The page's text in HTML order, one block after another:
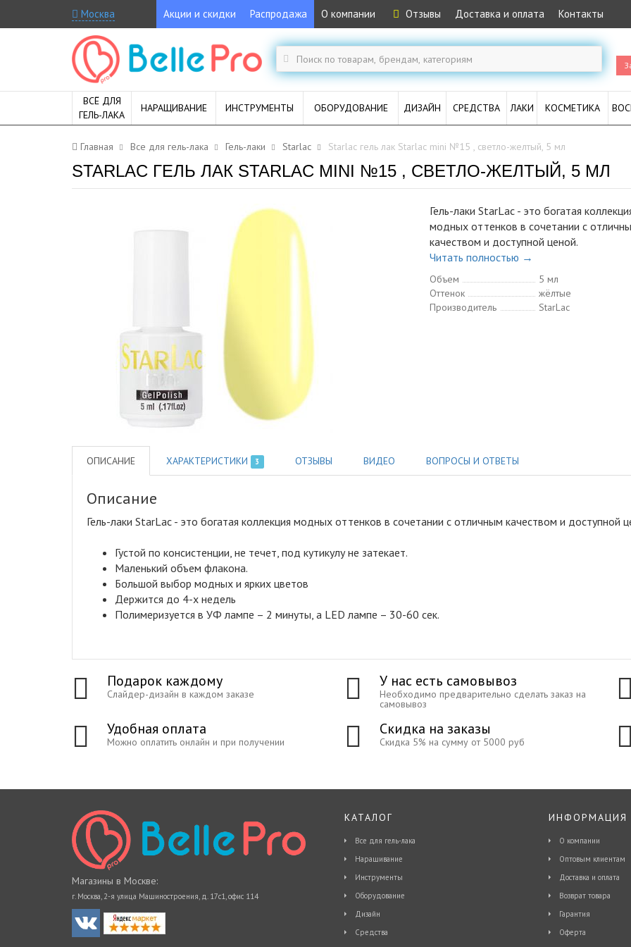
Москва Акции и скидки Распродажа О компании Отзывы Доставка и оплата Контакты
ВСЁ ДЛЯ
ГЕЛЬ-ЛАКА
НАРАЩИВАНИЕ ИНСТРУМЕНТЫ ОБОРУДОВАНИЕ ДИЗАЙН СРЕДСТВА ЛАКИ КОСМЕТИКА
Главная Все для гель-лака Гель-лаки Starlac Starlac гель лак Starlac mini №15 , светло-желтый, 5 мл
STARLAC ГЕЛЬ ЛАК STARLAC MINI №15 , СВЕТЛО-ЖЕЛТЫЙ, 5 МЛ
Гель-лаки StarLac - это богатая
модных оттенков в сочетании с
качеством и доступной ценой.
Читать полностью →
Объем
5 мл
Оттенок
жёлтые
Производитель
StarLac
ОПИСАНИЕ ХАРАКТЕРИСТИКИ 3 ОТЗЫВЫ ВИДЕО ВОПРОСЫ И ОТВЕТЫ
Описание
Гель-лаки StarLac - это богатая коллекция модных оттенков в сочетании с отличным качеством и доступной
Густой по консистенции, не течет, под кутикулу не затекает.
Маленький объем флакона.
Большой выбор модных и ярких цветов
Держится до 4-х недель
Полимеризуется в УФ лампе – 2 минуты, а LED лампе – 30-60 сек.
Подарок каждому
Слайдер-дизайн в каждом заказе
У нас есть самовывоз
Необходимо предварительно сделать заказ на
самовывоз
Удобная оплата
Можно оплатить онлайн и при получении
Скидка на заказы
Скидка 5% на сумму от 5000 руб
Магазины в Москве:
г. Москва, 2-я улица Машиностроения, д. 17с1, офис 114
КАТАЛОГ
Все для гель-лака
Наращивание
Инструменты
Оборудование
Дизайн
Средства
ИНФОРМАЦИЯ
О компании
Оптовым клиентам
Доставка и оплата
Возврат товара
Гарантия
Оферта